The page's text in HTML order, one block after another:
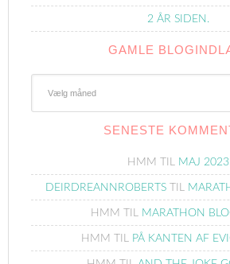
2 ÅR SIDEN.
GAMLE
SENESTE
HMM TIL MAJ 2023
DEIRDREANNROBERTSTIL
HMM TIL MARATHON
HMM TIL PÅ KANTEN AF